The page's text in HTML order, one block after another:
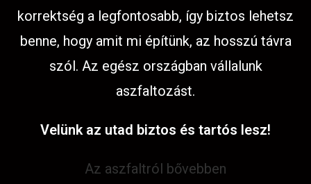
korrektség a legfontosabb, így biztos lehetsz
benne, hogy amit mi építünk, az hosszú távra
szól. Az egész országban vállalunk
aszfaltozást.
Velünk az utad biztos és tartós lesz!
Az aszfaltról bővebben